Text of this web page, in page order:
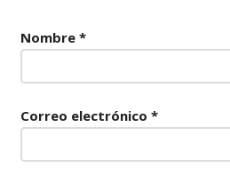
Nombre *
Correo electrónico *